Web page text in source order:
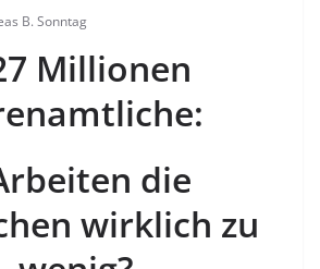
B. Sonntag
Millionen
die
wirklich zu